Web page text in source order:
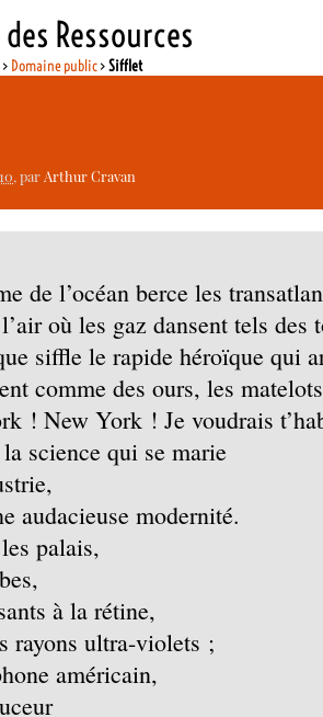
des Ressources
> Domaine public>Sifflet
, parArthur Cravan
de l’océan berce les
où les gaz dansent tels des
siffle le rapide héroïque qui
comme des ours, les
! New York ! Je voudrais
science qui se marie
audacieuse modernité.
palais,
à la rétine,
rayons ultra-violets ;
américain,